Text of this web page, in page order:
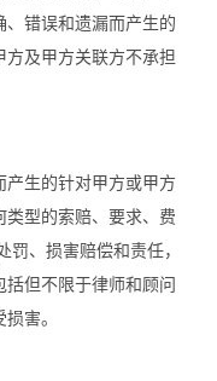
、错误和遗漏而产生的
及甲方关联方不承担
生的针对甲方或甲方
类型的索赔、要求、费
、损害赔偿和责任，
但不限于律师和顾问
害。